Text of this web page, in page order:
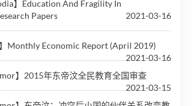
】Education And Fragility In
Papers
2021-03-16
】Monthly Economic Report (April 2019)
2021-03-16
】2015年东帝汶全民教育全国审查
2021-03-15